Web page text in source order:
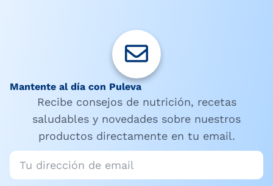
Mantente al día con Puleva
Recibe consejos de nutrición, recetas
saludables y novedades sobre nuestros
productos directamente en tu email.